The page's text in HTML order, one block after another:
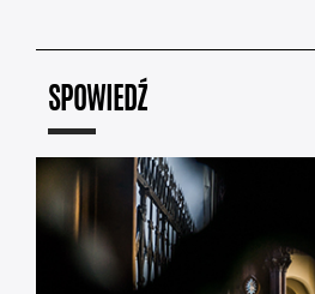
SPOWIEDŹ